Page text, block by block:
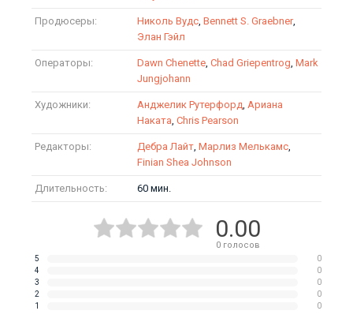
Продюсеры: Николь Вудс, Bennett S. Graebner,
Элан Гэйл
Операторы: Dawn Chenette, Chad Griepentrog, Mark
Jungjohann
Художники: Анджелик Рутерфорд, Ариана
Наката, Chris Pearson
Редакторы: Дебра Лайт, Марлиз Мелькамс,
Finian Shea Johnson
Длительность: 60 мин.
0.00
0голосов
5
0
4
0
3
0
2
0
1
0